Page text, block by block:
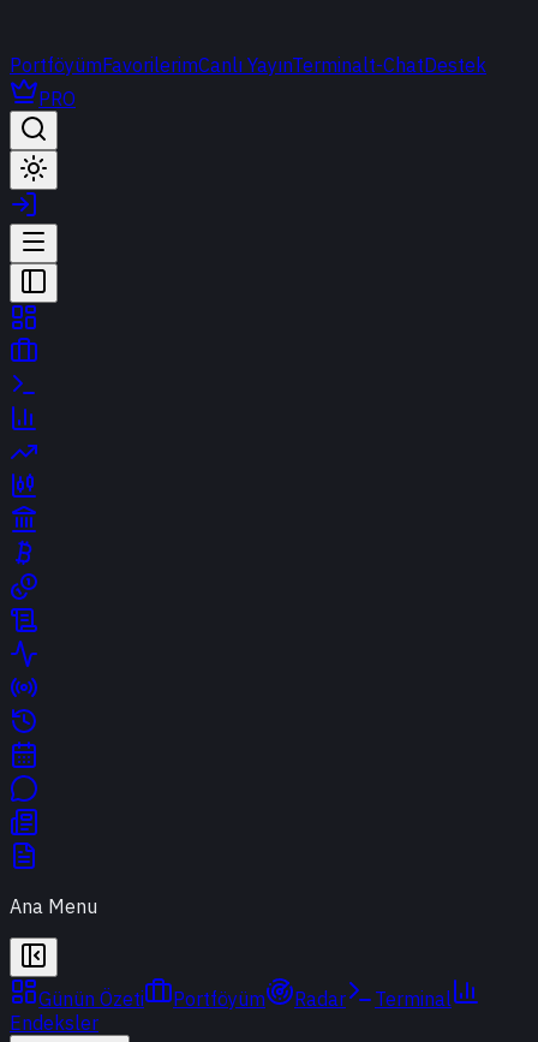
PortföyümFavorilerimCanlı YayınTerminalt-ChatDestek
PRO
Ana Menu
Günün Özeti Portföyüm Radar
Terminal
Endeksler